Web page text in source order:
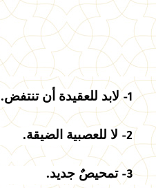
1- لابد للعقيدة أن تنتفض.
2- لا للعصبية الضيقة.
3- تمحيصٌ جديد.